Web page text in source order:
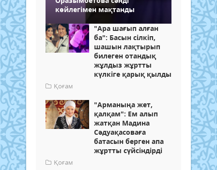
көйлегімен мақтанды
"Ара шағып алған
ба": Басын сілкіп,
шашын лақтырып
билеген отандық
жұлдыз жұртты
күлкіге қарық қылды
Қоғам
"Арманыңа жет,
қалқам": Ем алып
жатқан Мадина
Сәдуақасоваға
батасын берген апа
жұртты сүйсіндірді
Қоғам